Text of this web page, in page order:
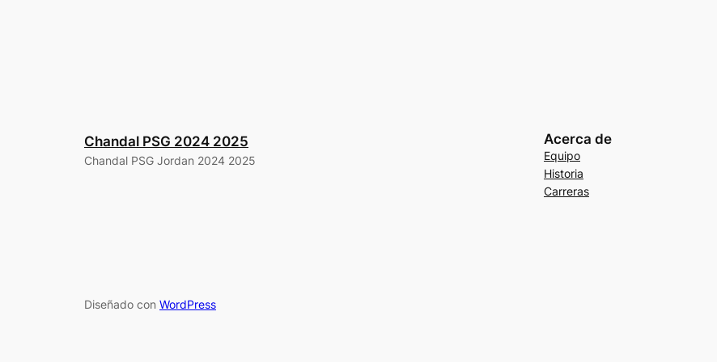
Chandal PSG 2024 2025
Chandal PSG Jordan 2024 2025
Acerca de
Equipo
Historia
Carreras
Diseñado con WordPress